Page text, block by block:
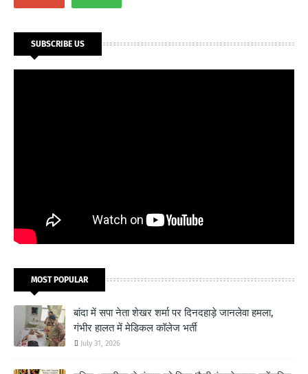
SUBSCRIBE US
MOST POPULAR
बांदा में सपा नेता शेखर शर्मा पर दिनदहाड़े जानलेवा हमला,
गंभीर हालत में मेडिकल कॉलेज भर्ती
July 31, 2026